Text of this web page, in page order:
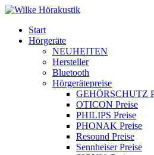
Start
Hörgeräte
NEUHEITEN
Hersteller
Bluetooth
Hörgerätepreise
GEHÖRSCHUTZ
OTICON Preise
PHILIPS Preise
PHONAK Preise
Resound Preise
Sennheiser Preise